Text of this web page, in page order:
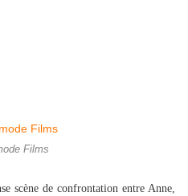
Films
scène de confrontation entre Anne,